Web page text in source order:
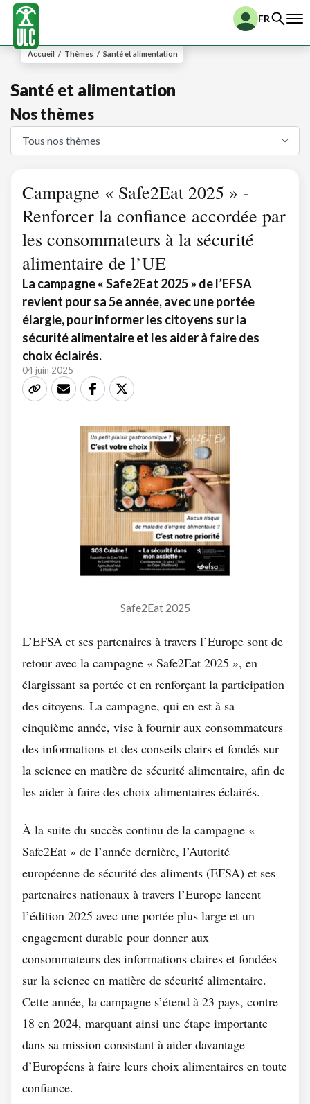
FR
Accueil / Thèmes / Santé et alimentation
Santé et alimentation
Nos thèmes
Campagne « Safe2Eat 2025 » -
Renforcer la confiance accordée par
les consommateurs à la sécurité
alimentaire de l’UE
La campagne « Safe2Eat 2025 » de l’EFSA
revient pour sa 5e année, avec une portée
élargie, pour informer les citoyens sur la
sécurité alimentaire et les aider à faire des
choix éclairés.
04 juin 2025
Safe2Eat 2025
L’EFSA et ses partenaires à travers l’Europe sont de
retour avec la campagne « Safe2Eat 2025 », en
élargissant sa portée et en renforçant la participation
des citoyens. La campagne, qui en est à sa
cinquième année, vise à fournir aux consommateurs
des informations et des conseils clairs et fondés sur
la science en matière de sécurité alimentaire, afin de
les aider à faire des choix alimentaires éclairés.
À la suite du succès continu de la campagne «
Safe2Eat » de l’année dernière, l’Autorité
européenne de sécurité des aliments (EFSA) et ses
partenaires nationaux à travers l’Europe lancent
l’édition 2025 avec une portée plus large et un
engagement durable pour donner aux
consommateurs des informations claires et fondées
sur la science en matière de sécurité alimentaire.
Cette année, la campagne s’étend à 23 pays, contre
18 en 2024, marquant ainsi une étape importante
dans sa mission consistant à aider davantage
d’Européens à faire leurs choix alimentaires en toute
confiance.